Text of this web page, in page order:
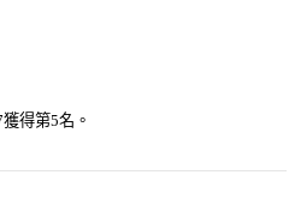
獲得第5名。